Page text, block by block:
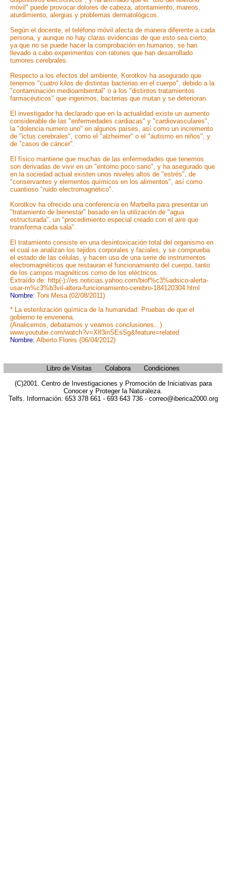
móvil" puede provocar dolores de cabeza, atontamiento, mareos,
aturdimiento, alergias y problemas dermatológicos.
Según el docente, el teléfono móvil afecta de manera diferente a cada
persona, y aunque no hay claras evidencias de que esto sea cierto,
ya que no se puede hacer la comprobación en humanos, se han
llevado a cabo experimentos con ratones que han desarrollado
tumores cerebrales.
Respecto a los efectos del ambiente, Korotkov ha asegurado que
tenemos "cuatro kilos de distintas bacterias en el cuerpo", debido a la
"contaminación medioambiental" o a los "distintos tratamientos
farmacéuticos" que ingerimos, bacterias que mutan y se deterioran.
El investigador ha declarado que en la actualidad existe un aumento
considerable de las "enfermedades cardiacas" y "cardiovasculares",
la "dolencia numero uno" en algunos países, así como un incremento
de "ictus cerebrales", como el "alzheimer" o el "autismo en niños", y
de "casos de cáncer".
El físico mantiene que muchas de las enfermedades que tenemos
son derivadas de vivir en un "entorno poco sano", y ha asegurado que
en la sociedad actual existen unos niveles altos de "estrés", de
"conservantes y elementos químicos en los alimentos", así como
cuantioso "ruido electromagnético".
Korotkov ha ofrecido una conferencia en Marbella para presentar un
"tratamiento de bienestar" basado en la utilización de "agua
estructurada", un "procedimiento especial creado con el aire que
transforma cada sala".
El tratamiento consiste en una desintoxicación total del organismo en
el cual se analizan los tejidos corporales y faciales, y se comprueba
el estado de las células, y hacen uso de una serie de instrumentos
electromagnéticos que restauran el funcionamiento del cuerpo, tanto
de los campos magnéticos como de los eléctricos.
Extraído de: http(-)://es.noticias.yahoo.com/biof%c3%adsico-alerta-
usar-m%c3%b3vil-altera-funcionamiento-cerebro-184120304.html
Nombre: Toni Mesa (02/08/2011)
* La esterilización química de la humanidad: Pruebas de que el
gobierno te envenena.
(Analicemos, debatamos y veamos conclusiones...)
www.youtube.com/watch?v=Xlf3inSEsSg&feature=related
Nombre: Alberto Flores (06/04/2012)
Libro de Visitas Colabora
Condiciones
(C)2001. Centro de Investigaciones y Promoción de Iniciativas para
Conocer y Proteger la Naturaleza.
Telfs. Información. 653 378 661 - 693 643 736 - correo@iberica2000.org